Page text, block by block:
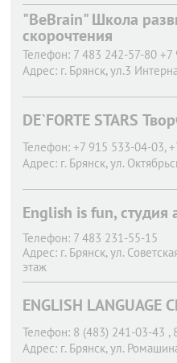
"BeBrain" Школа
скорочтения
Телефон: 7 483 242-57-80
Адрес: г. Брянск, ул.3
DE`FORTE STARS
Телефон: +7 915 533-04-03,
Адрес: г. Брянск, ул.
English is fun, студия
Телефон: 7 483 231-55-15
Адрес: г. Брянск, ул.
этаж
ENGLISH LANGUAGE
Телефон: 8 (483) 241-03-43 ,
Адрес: г. Брянск, ул.